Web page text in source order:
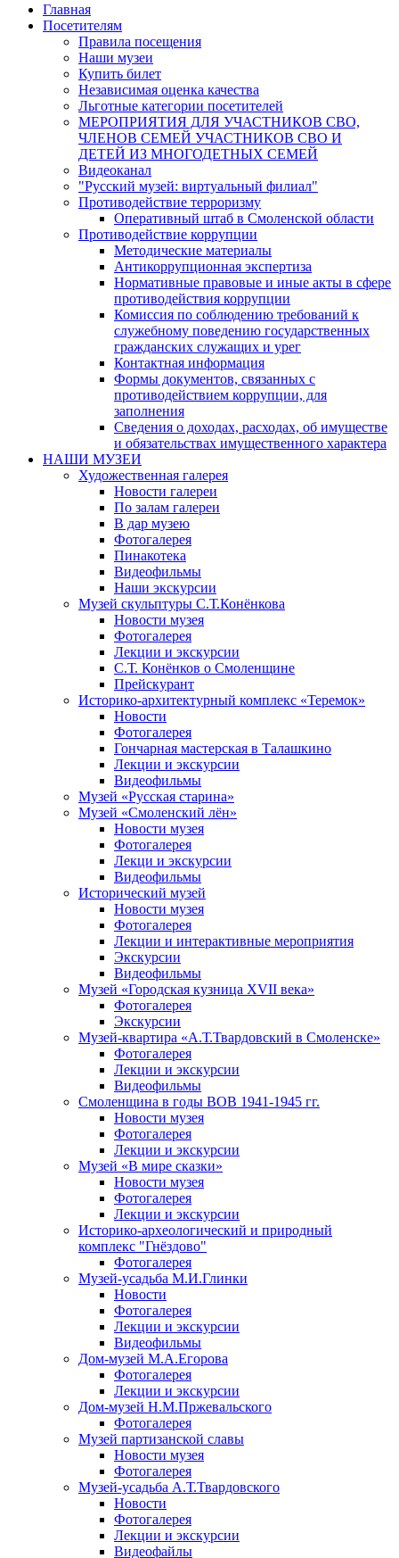
Главная
Посетителям
Правила посещения
Наши музеи
Купить билет
Независимая оценка качества
Льготные категории посетителей
МЕРОПРИЯТИЯ ДЛЯ УЧАСТНИКОВ СВО,
ЧЛЕНОВ СЕМЕЙ УЧАСТНИКОВ СВО И
ДЕТЕЙ ИЗ МНОГОДЕТНЫХ СЕМЕЙ
Видеоканал
"Русский музей: виртуальный филиал"
Противодействие терроризму
Оперативный штаб в Смоленской области
Противодействие коррупции
Методические материалы
Антикоррупционная экспертиза
Нормативные правовые и иные акты в сфере
противодействия коррупции
Комиссия по соблюдению требований к
служебному поведению государственных
гражданских служащих и урег
Контактная информация
Формы документов, связанных с
противодействием коррупции, для
заполнения
Сведения о доходах, расходах, об имуществе
и обязательствах имущественного характера
НАШИ МУЗЕИ
Художественная галерея
Новости галереи
По залам галереи
В дар музею
Фотогалерея
Пинакотека
Видеофильмы
Наши экскурсии
Музей скульптуры С.Т.Конёнкова
Новости музея
Фотогалерея
Лекции и экскурсии
С.Т. Конёнков о Смоленщине
Прейскурант
Историко-архитектурный комплекс «Теремок»
Новости
Фотогалерея
Гончарная мастерская в Талашкино
Лекции и экскурсии
Видеофильмы
Музей «Русская старина»
Музей «Смоленский лён»
Новости музея
Фотогалерея
Лекци и экскурсии
Видеофильмы
Исторический музей
Новости музея
Фотогалерея
Лекции и интерактивные мероприятия
Экскурсии
Видеофильмы
Музей «Городская кузница XVII века»
Фотогалерея
Экскурсии
Музей-квартира «А.Т.Твардовский в Смоленске»
Фотогалерея
Лекции и экскурсии
Видеофильмы
Смоленщина в годы ВОВ 1941-1945 гг.
Новости музея
Фотогалерея
Лекции и экскурсии
Музей «В мире сказки»
Новости музея
Фотогалерея
Лекции и экскурсии
Историко-археологический и природный
комплекс "Гнёздово"
Фотогалерея
Музей-усадьба М.И.Глинки
Новости
Фотогалерея
Лекции и экскурсии
Видеофильмы
Дом-музей М.А.Егорова
Фотогалерея
Лекции и экскурсии
Дом-музей Н.М.Пржевальского
Фотогалерея
Музей партизанской славы
Новости музея
Фотогалерея
Музей-усадьба А.Т.Твардовского
Новости
Фотогалерея
Лекции и экскурсии
Видеофайлы